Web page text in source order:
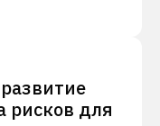
рисков для